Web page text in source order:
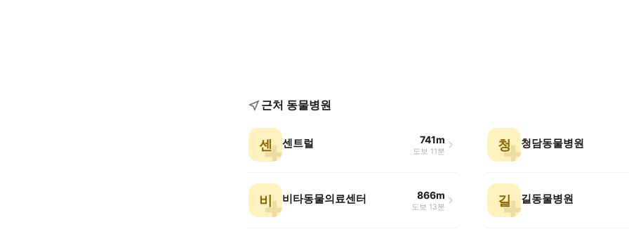
근처 동물병원
센 센트럴 741m
도보 11분 청 청담동물병원
비 비타동물의료센터 866m
도보 13분 길 길동물병원